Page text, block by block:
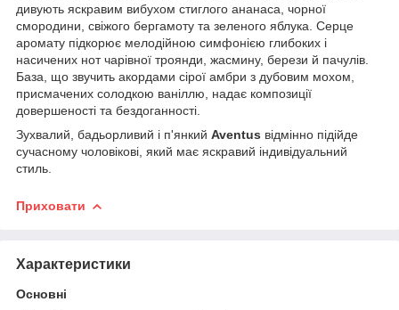
дивують яскравим вибухом стиглого ананаса, чорної
смородини, свіжого бергамоту та зеленого яблука. Серце
аромату підкорює мелодійною симфонією глибоких і
насичених нот чарівної троянди, жасмину, берези й пачулів.
База, що звучить акордами сірої амбри з дубовим мохом,
присмачених солодкою ваніллю, надає композиції
довершеності та бездоганності.
Зухвалий, бадьорливий і п'янкий Aventus відмінно підійде
сучасному чоловікові, який має яскравий індивідуальний
стиль.
Приховати
Характеристики
Основні